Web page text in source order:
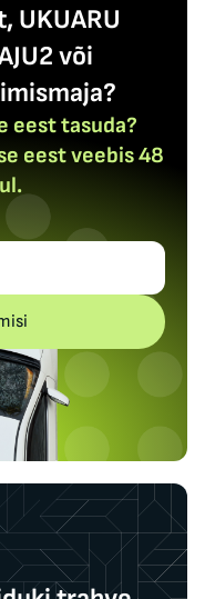
UKUARU
või
eest tasuda?
eest veebis 48